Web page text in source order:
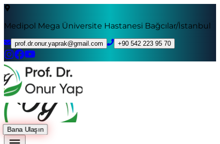
Medipol Mega Üniversite Hastanesi Bağcılar/İstanbul
prof.dr.onur.yaprak@gmail.com +90 542 223 95 70
Bana Ulaşın